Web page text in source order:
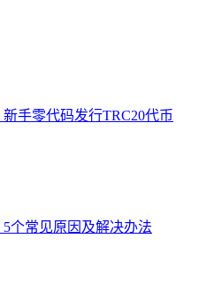
手零代码发行TRC20代币
个常见原因及解决办法